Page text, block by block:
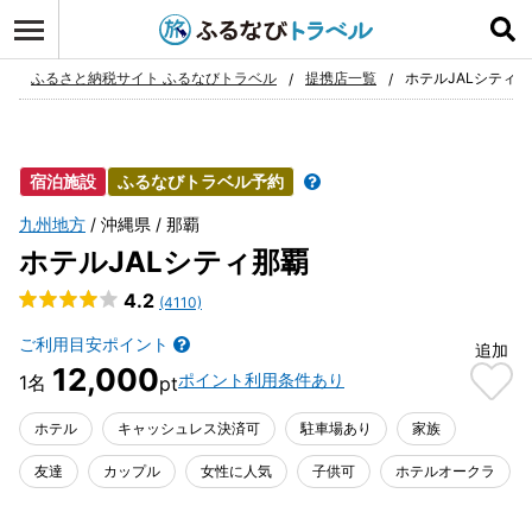
お気に入り
ふるさと納税サイト ふるなびトラベル 提携店一覧 ホテルJALシティ
宿泊施設 ふるなびトラベル予約
九州地方 沖縄県 那覇
ホテルJALシティ那覇
4.2 (4110)
ご利用目安ポイント
12,000 ポイント利用条件あり
追加
ホテル キャッシュレス決済可 駐車場あり 家族
友達 カップル 女性に人気 子供可 ホテルオークラ